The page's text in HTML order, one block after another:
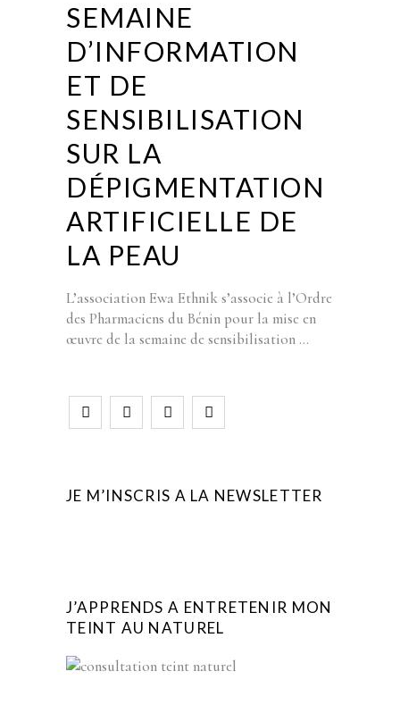
SEMAINE
D’INFORMATION
ET DE
SENSIBILISATION
SUR LA
DÉPIGMENTATION
ARTIFICIELLE DE
LA PEAU
L’association Ewa Ethnik s’associe à l’Ordre
des Pharmaciens du Bénin pour la mise en
œuvre de la semaine de sensibilisation
JE M’INSCRIS A LA NEWSLETTER
J’APPRENDS A ENTRETENIR MON
TEINT AU NATUREL